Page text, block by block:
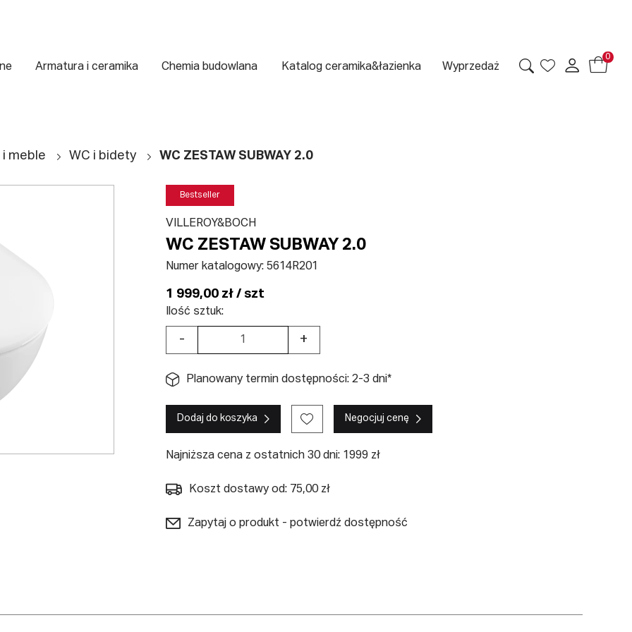
Armatura i ceramika Chemia budowlana Katalog ceramika&łazienka Wyprzedaż
0
i meble WC i bidety WC ZESTAW SUBWAY 2.0
Bestseller
VILLEROY&BOCH
WC ZESTAW SUBWAY 2.0
Numer katalogowy:5614R201
1 999,00 zł / szt
Ilość sztuk:
- +
Planowany termin dostępności: 2-3 dni*
Dodaj do koszyka Negocjuj cenę
Najniższa cena z ostatnich 30 dni: 1999 zł
Koszt dostawy od: 75,00 zł
Zapytaj o produkt - potwierdź dostępność